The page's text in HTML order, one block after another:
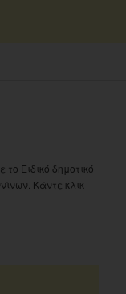
το Ειδικό δημοτικό
Κάντε κλικ